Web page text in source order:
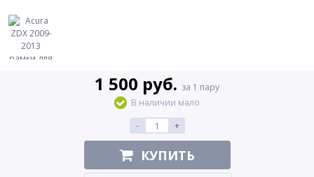
1 500 руб. за 1 пару
В наличии мало
-
+
КУПИТЬ